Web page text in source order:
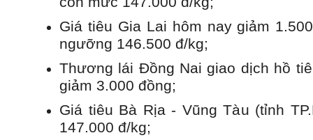
Giá tiêu Gia Lai hôm nay giảm
ngưỡng 146.500 đ/kg;
Thương lái Đồng Nai giao dịch hồ
giảm 3.000 đồng;
Giá tiêu Bà Rịa - Vũng Tàu (tỉnh
147.000 đ/kg;